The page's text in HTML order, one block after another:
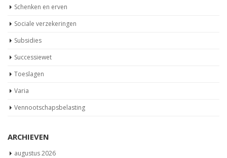
Schenken en erven
Sociale verzekeringen
Subsidies
Successiewet
Toeslagen
Varia
Vennootschapsbelasting
ARCHIEVEN
augustus 2026